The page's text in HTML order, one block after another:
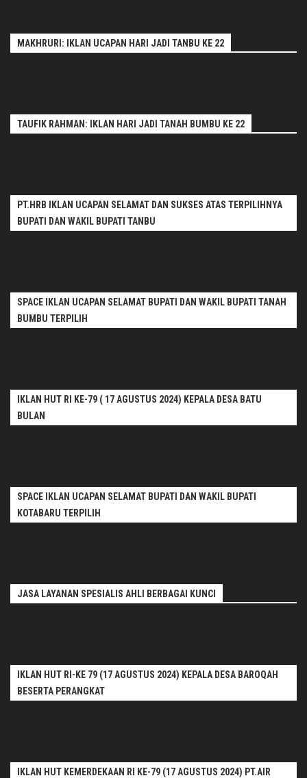
MAKHRURI: IKLAN UCAPAN HARI JADI TANBU KE 22
TAUFIK RAHMAN: IKLAN HARI JADI TANAH BUMBU KE 22
PT.HRB IKLAN UCAPAN SELAMAT DAN SUKSES ATAS TERPILIHNYA
BUPATI DAN WAKIL BUPATI TANBU
SPACE IKLAN UCAPAN SELAMAT BUPATI DAN WAKIL BUPATI TANAH
BUMBU TERPILIH
IKLAN HUT RI KE-79 ( 17 AGUSTUS 2024) KEPALA DESA BATU
BULAN
SPACE IKLAN UCAPAN SELAMAT BUPATI DAN WAKIL BUPATI
KOTABARU TERPILIH
JASA LAYANAN SPESIALIS AHLI BERBAGAI KUNCI
IKLAN HUT RI-KE 79 (17 AGUSTUS 2024) KEPALA DESA BAROQAH
BESERTA PERANGKAT
IKLAN HUT KEMERDEKAAN RI KE-79 (17 AGUSTUS 2024) PT.AIR